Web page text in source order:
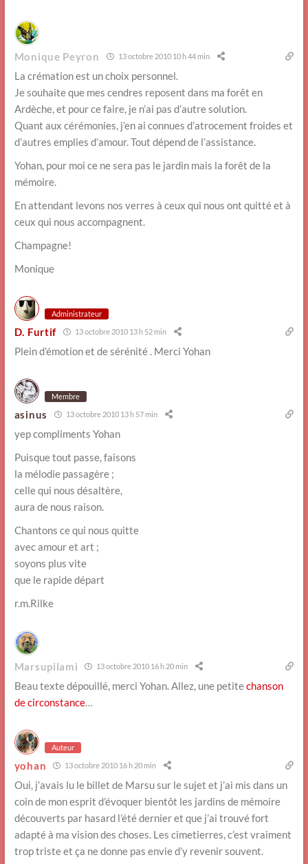
Monique Peyron 13 octobre 2010 10 h 44 min
La crémation est un choix personnel.
Je souhaite que mes cendres reposent dans ma forêt en
Ardèche, et pour ce faire, je n’ai pas d’autre solution.
Quant aux cérémonies, j’en ai connues d’atrocement froides et
d’autres emplies d’amour. Tout dépend de l’assistance.
Yohan, pour moi ce ne sera pas le jardin mais la forêt de la
mémoire.
En attendant levons nos verres à ceux qui nous ont quitté et à
ceux qui nous accompagnent.
Champagne!
Monique
Administrateur
D. Furtif 13 octobre 2010 13 h 52 min
Plein d’émotion et de sérénité . Merci Yohan
Membre
asinus 13 octobre 2010 13 h 57 min
yep compliments Yohan
Puisque tout passe, faisons
la mélodie passagère ;
celle qui nous désaltère,
aura de nous raison.
Chantons ce qui nous quitte
avec amour et art ;
soyons plus vite
que le rapide départ
r.m.Rilke
Marsupilami 13 octobre 2010 16 h 20 min
Beau texte dépouillé, merci Yohan. Allez, une petitechanson
de circonstance…
Auteur
yohan 13 octobre 2010 16 h 20 min
Oui, j’avais lu le billet de Marsu sur le sujet et j’ai mis dans un
coin de mon esprit d’évoquer bientôt les jardins de mémoire
découverts par hasard l’été dernier et que j’ai trouvé fort
adapté à ma vision des choses. Les cimetierres, c’est vraiment
trop triste et ça ne donne pas envie d’y revenir souvent.